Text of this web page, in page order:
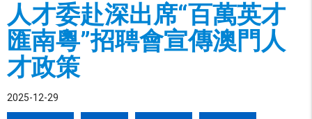
人才委赴深出席“百萬英才
匯南粵”招聘會宣傳澳門人
才政策
2025-12-29